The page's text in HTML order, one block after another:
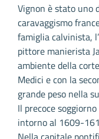
Vignon è stato uno
caravaggismo
famiglia calvinista,
pittore manierista
ambiente della
Medici e con la
grande peso nella
Il precoce
intorno al 1609-